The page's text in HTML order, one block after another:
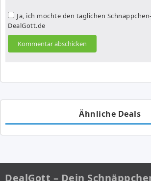
Ja, ich möchte den täglichen
DealGott.de
Ähnliche Deals
DealGott – Dein